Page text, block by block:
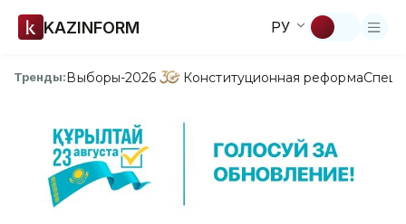
KAZINFORM РУ
Тренды:Выборы-2026 Конституционная реформа